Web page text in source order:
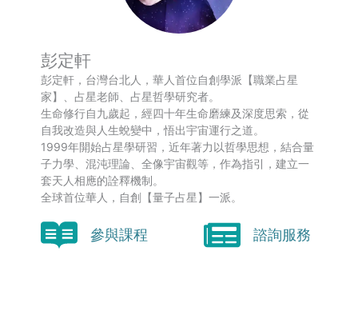
彭定軒
彭定軒，台灣台北人，華人首位自創學派【職業占星
家】、占星老師、占星哲學研究者。
生命修行自九歲起，經四十年生命磨練及深度思索，從
自我改造與人生蛻變中，悟出宇宙運行之道。
1999年開始占星學研習，近年著力以哲學思想，結合量
子力學、混沌理論、全像宇宙觀等，作為指引，建立一
套天人相應的詮釋機制。
全球首位華人，自創【量子占星】一派。
參與課程 諮詢服務